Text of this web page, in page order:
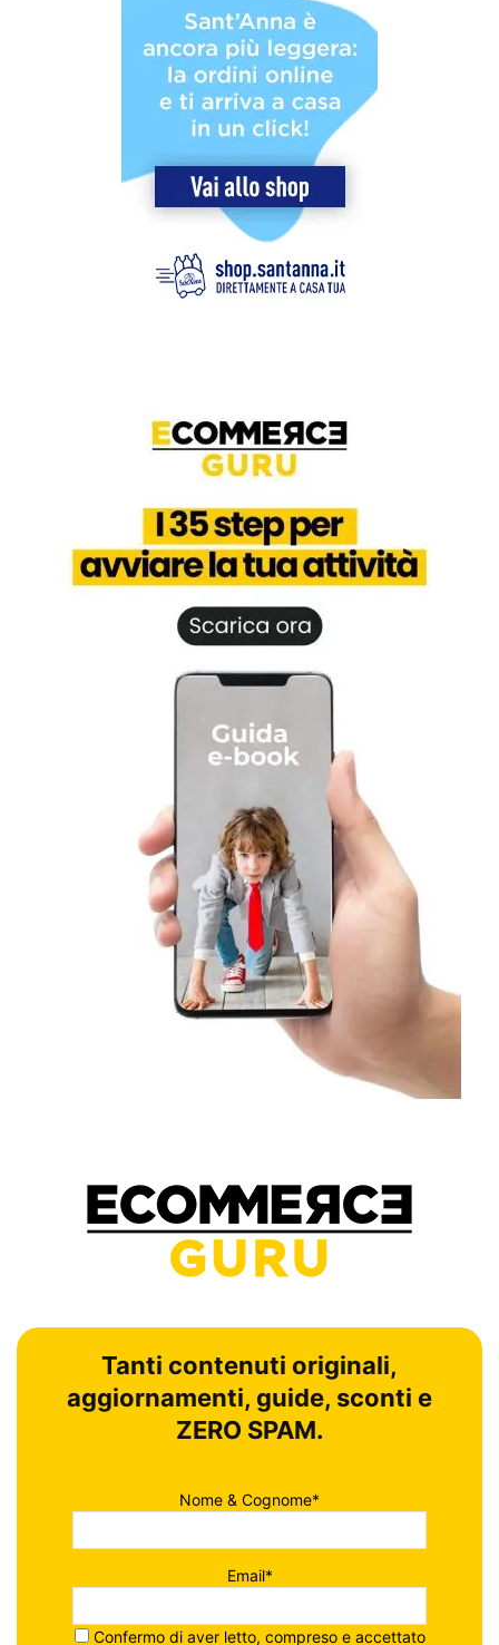
Tanti contenuti originali,
aggiornamenti, guide, sconti e
ZERO SPAM.
Nome & Cognome*
Email*
Confermo di aver letto, compreso e accettato